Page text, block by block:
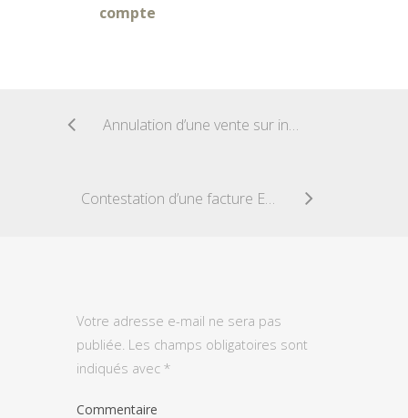
compte
Annulation d’une vente sur internet – Délai de rétractation
Contestation d’une facture EDF GDF
Votre adresse e-mail ne sera pas
publiée. Les champs obligatoires sont
indiqués avec *
Commentaire